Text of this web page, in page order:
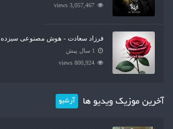
3,057,467 views
فرزاد سعادت - هوش مصنوعی سیزده
1 سال پیش
800,924 views
آخرین موزیک ویدیو ها آرشیو